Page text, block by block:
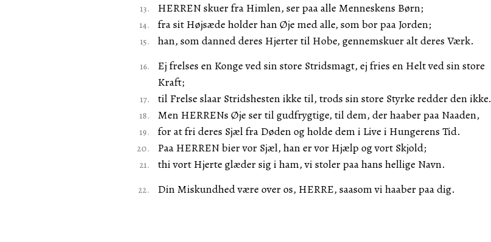
HERREN skuer fra Himlen, ser paa alle Menneskens Børn;
fra sit Højsæde holder han Øje med alle, som bor paa Jorden;
han, som danned deres Hjerter til Hobe, gennemskuer alt deres Værk.
Ej frelses en Konge ved sin store Stridsmagt, ej fries en Helt ved sin store
Kraft;
til Frelse slaar Stridshesten ikke til, trods sin store Styrke redder den ikke.
Men HERRENs Øje ser til gudfrygtige, til dem, der haaber paa Naaden,
for at fri deres Sjæl fra Døden og holde dem i Live i Hungerens Tid.
Paa HERREN bier vor Sjæl, han er vor Hjælp og vort Skjold;
thi vort Hjerte glæder sig i ham, vi stoler paa hans hellige Navn.
Din Miskundhed være over os, HERRE, saasom vi haaber paa dig.